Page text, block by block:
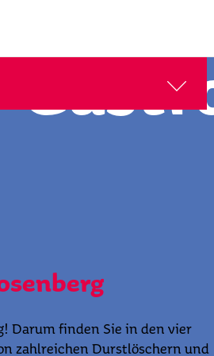
Darum finden Sie in den vier
zahlreichen Durstlöschern und